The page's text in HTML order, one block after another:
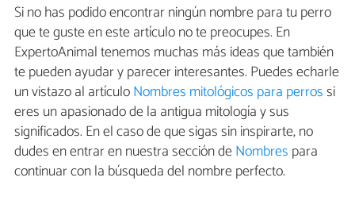
Si no has podido encontrar ningún nombre para tu perro
que te guste en este artículo no te preocupes. En
ExpertoAnimal tenemos muchas más ideas que también
te pueden ayudar y parecer interesantes. Puedes echarle
un vistazo al artículoNombres mitológicos para perrossi
eres un apasionado de la antigua mitología y sus
significados. En el caso de que sigas sin inspirarte, no
dudes en entrar en nuestra sección deNombres para
continuar con la búsqueda del nombre perfecto.